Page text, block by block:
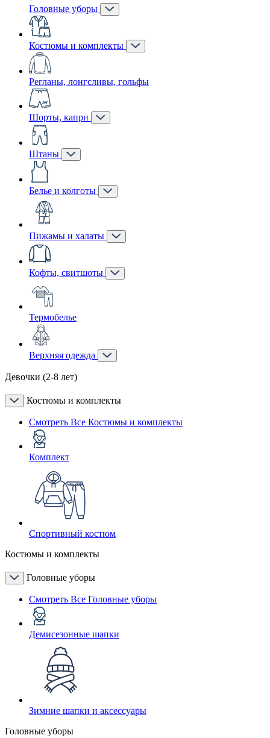
Головные уборы
Костюмы и комплекты
Регланы, лонгсливы, гольфы
Шорты, капри
Штаны
Белье и колготы
Пижамы и халаты
Кофты, свитшоты
Термобелье
Верхняя одежда
Девочки (2-8 лет)
Костюмы и комплекты
Смотреть Все Костюмы и комплекты
Комплект
Спортивный костюм
Костюмы и комплекты
Головные уборы
Смотреть Все Головные уборы
Демисезонные шапки
Зимние шапки и аксессуары
Головные уборы